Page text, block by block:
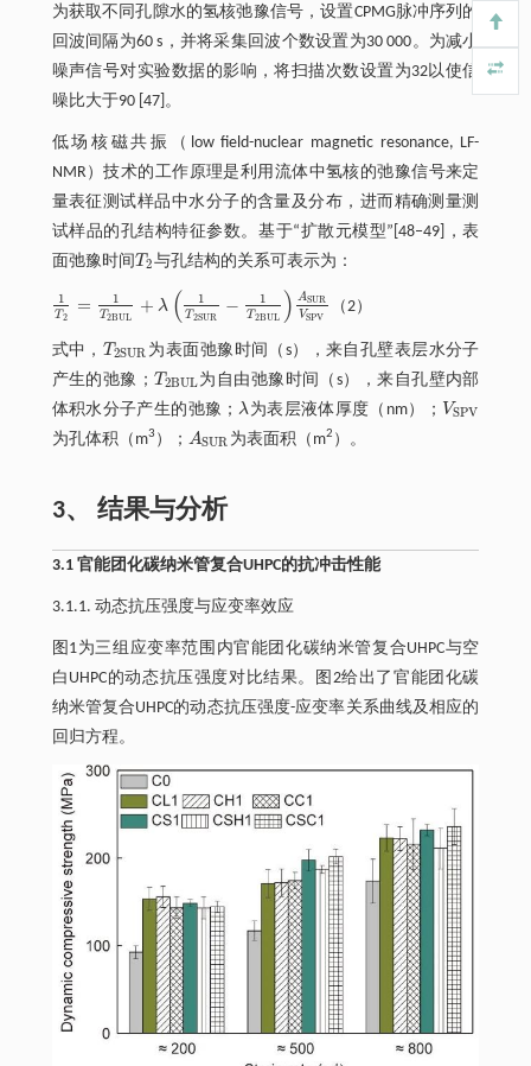
为获取不同孔隙水的氢核弛豫信号，设置CPMG脉冲序列的
回波间隔为60 s，并将采集回波个数设置为30 000。为减小
噪声信号对实验数据的影响，将扫描次数设置为32以使信
噪比大于90 [47]。
低场核磁共振（low field-nuclear magnetic resonance, LF-
NMR）技术的工作原理是利用流体中氢核的弛豫信号来定
量表征测试样品中水分子的含量及分布，进而精确测量测
试样品的孔结构特征参数。基于“扩散元模型”[48‒49]，表
面弛豫时间 T2
T2与孔结构的关系可表示为：
1
T2
= 1
T2BUL
+ λ ( 1
T2SUR
− 1
T2BUL ) ASUR
VSPV
1T2 =1 T2BUL +λ1T 2SUR-1T 2B ULASURVSPV （2）
式中， T2SUR
T2SUR 为表面弛豫时间（s），来自孔壁表层水分子
产生的弛豫； T2BUL
T2BUL为自由弛豫时间（s），来自孔壁内部
体积水分子产生的弛豫；λ
λ 为表层液体厚度（nm）； VSPV
VSPV
为孔体积（m3 ）； ASUR
ASUR 为表面积（m2 ）。
3、 结果与分析
3.1 官能团化碳纳米管复合UHPC的抗冲击性能
3.1.1. 动态抗压强度与应变率效应
图1为三组应变率范围内官能团化碳纳米管复合UHPC与空
白UHPC的动态抗压强度对比结果。图2给出了官能团化碳
纳米管复合UHPC的动态抗压强度-应变率关系曲线及相应的
回归方程。